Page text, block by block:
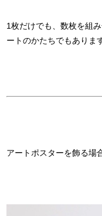
1枚だけでも、数枚を組
ートのかたちでもありま
アートポスターを飾る場